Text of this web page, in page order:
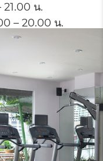
21.00 น.
– 20.00 น.